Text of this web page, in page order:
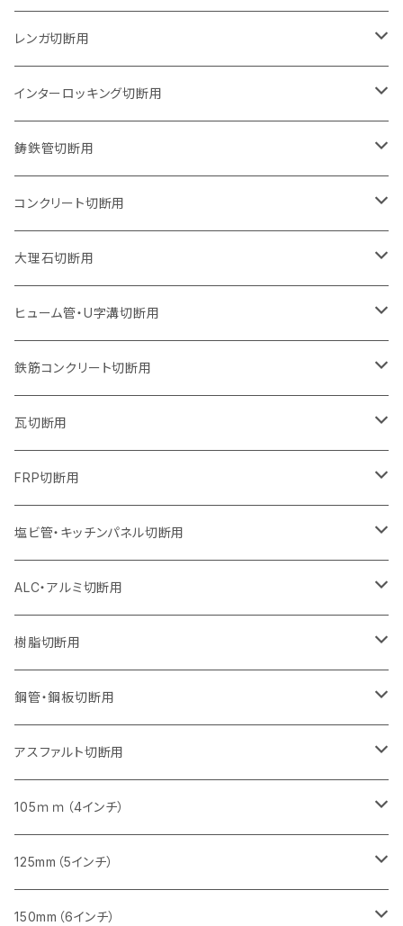
グラインダー取付用
石井超硬電動切断機 取付用
セグメントタイプ
セグメントタイプ（ビス穴付き
125mm（5インチ）
セグメントタイプ
セグメントタイプ（ビス穴付き
150mm（6インチ）
セグメントタイプ
180mm（7インチ）
セグメントタイプ
205mm（8インチ）
セグメントタイプ
230mm（9インチ）
セグメントタイプ
305mm（12インチ）
セグメント
セグメント（特殊凸凹加工チップ）
355mm（14インチ）
セグメント
セグメント（特殊凸凹加工チップ）
405mm（16インチ）
セグメントタイプ
105mm（4インチ）
セグメントタイプ
ウェーブタイプ
125mm（5インチ）
セグメントタイプ
ウェーブタイプ
150mm（6インチ）
セグメントタイプ
ウェーブタイプ
180mm（7インチ）
セグメントタイプ
ウェーブタイプ
205mm（8インチ）
セグメントタイプ
ウェーブタイプ
230mm（9インチ）
セグメントタイプ
ウェーブタイプ
255mm（10インチ）
セグメントタイプ
305mm（12インチ）
セグメント
セグメント（特殊凸凹加工チップ）
355mm（14インチ）
セグメント
セグメント（特殊凸凹加工チップ）
レンガ切断用
105mm（4インチ）
セグメントタイプ
ウェーブタイプ
125mm（5インチ）
セグメントタイプ
ウェーブタイプ
150mm（6インチ）
セグメントタイプ
ウェーブタイプ
180mm（7インチ）
セグメントタイプ
ウェーブタイプ
205mm（8インチ）
セグメントタイプ
ウェーブタイプ
230mm（9インチ）
セグメントタイプ
ウェーブタイプ
255mm（10インチ）
セグメントタイプ
305mm（12インチ）
セグメント
セグメント（特殊凸凹加工チップ）
355mm（14インチ）
セグメント
セグメント（特殊凸凹加工チップ）
インターロッキング切断用
105mm（4インチ）
セグメントタイプ
セグメントタイプ（ビス穴付き
125mm（5インチ）
セグメントタイプ
セグメントタイプ（ビス穴付き
150mm（6インチ）
セグメントタイプ
180mm（7インチ）
セグメントタイプ
205mm（8インチ）
セグメントタイプ
230mm（9インチ）
セグメントタイプ
255mm（10インチ）
セグメントタイプ（一般道路カッター用
305mm（12インチ）
セグメントタイプ
セグメントタイプ（一般道路カッター用
355mm（14インチ）
セグメントタイプ
セグメントタイプ（一般道路カッター用
405mm（16インチ）
セグメントタイプ
セグメントタイプ（一般道路カッター用
455mm（18インチ）
セグメント（一般道路カッター用
鋳鉄管切断用
105mm（4インチ）
セグメントタイプ
セグメントタイプ（ビス穴付き
125mm（5インチ）
セグメントタイプ
セグメントタイプ（ビス穴付き
150mm（6インチ）
セグメントタイプ
180mm（7インチ）
セグメントタイプ
205mm（8インチ）
セグメントタイプ
230mm（9インチ）
セグメントタイプ
305mm（12インチ）
セグメントタイプ
埋設鋳鉄管工事対応タイプ
355mm（14インチ）
セグメントタイプ
埋設鋳鉄管工事対応タイプ
405mm（16インチ）
セグメントタイプ
埋設鋳鉄管工事対応タイプ
コンクリート切断用
105mm（4インチ）
セグメントタイプ
ウェーブタイプ
125mm（5インチ）
セグメントタイプ
ウェーブタイプ
150mm（6インチ）
セグメントタイプ
ウェーブタイプ
180mm（7インチ）
セグメントタイプ
ウェーブタイプ
205mm（8インチ）
セグメントタイプ
ウェーブタイプ
230mm（9インチ）
セグメントタイプ
ウェーブタイプ
255mm（10インチ）
セグメントタイプ
セグメントタイプ（一般道路カッター用
305mm（12インチ）
セグメント
セグメント（特殊凸凹加工チップ）
355mm（14インチ）
セグメント
セグメント（特殊凸凹加工チップ）
405mm（16インチ）
セグメント
セグメント（一般道路カッター用
473mm（18インチ）
セグメント（一般道路カッター用
大理石切断用
125mm（5インチ）
ヒューム管・U字溝切断用
105mm（4インチ）
セグメントタイプ
125mm（5インチ）
セグメントタイプ
150mm（6インチ）
セグメントタイプ
180mm（7インチ）
セグメントタイプ
205mm（8インチ）
セグメントタイプ
230mm（9インチ）
セグメントタイプ
255mm（10インチ）
セグメントタイプ
305mm（12インチ）
セグメント
セグメント（特殊凸凹加工チップ）
355mm（14インチ）
セグメント
セグメント（特殊凸凹加工チップ）
405mm（16インチ）
セグメントタイプ
鉄筋コンクリート切断用
305mm（12インチ）
セグメントタイプ
355mm（14インチ）
セグメントタイプ
405mm（16インチ）
セグメントタイプ
瓦切断用
105mm（4インチ）
FRP切断用
125ｍｍ（5インチ）
塩ビ管・キッチンパネル切断用
125ｍｍ（5インチ）
ALC・アルミ切断用
305mm（12インチ）
砥石（補強綱入り）
355mm（14インチ）
砥石（補強綱入り）
樹脂切断用
305mm（12インチ）
砥石（補強綱入り）
355mm（14インチ）
砥石（補強綱入り）
鋼管・鋼板切断用
305mm（12インチ）
砥石（補強綱入り）
355mm（14インチ）
砥石（補強綱入り）
アスファルト切断用
255ｍｍ（10インチ）
一般道路カッター用
305ｍｍ（12インチ）
一般道路カッター用
355ｍｍ（14インチ）
105ｍｍ（4インチ）
タイル切断用
みかげ石（御影石）切断用
125mm（5インチ）
タイル切断用
150mm（6インチ）